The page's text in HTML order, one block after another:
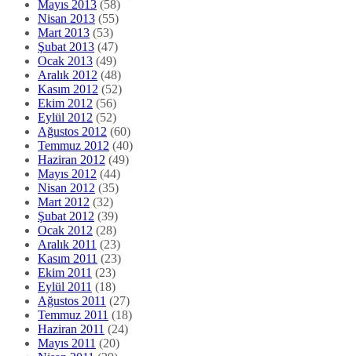
Mayıs 2013 (58)
Nisan 2013 (55)
Mart 2013 (53)
Şubat 2013 (47)
Ocak 2013 (49)
Aralık 2012 (48)
Kasım 2012 (52)
Ekim 2012 (56)
Eylül 2012 (52)
Ağustos 2012 (60)
Temmuz 2012 (40)
Haziran 2012 (49)
Mayıs 2012 (44)
Nisan 2012 (35)
Mart 2012 (32)
Şubat 2012 (39)
Ocak 2012 (28)
Aralık 2011 (23)
Kasım 2011 (23)
Ekim 2011 (23)
Eylül 2011 (18)
Ağustos 2011 (27)
Temmuz 2011 (18)
Haziran 2011 (24)
Mayıs 2011 (20)